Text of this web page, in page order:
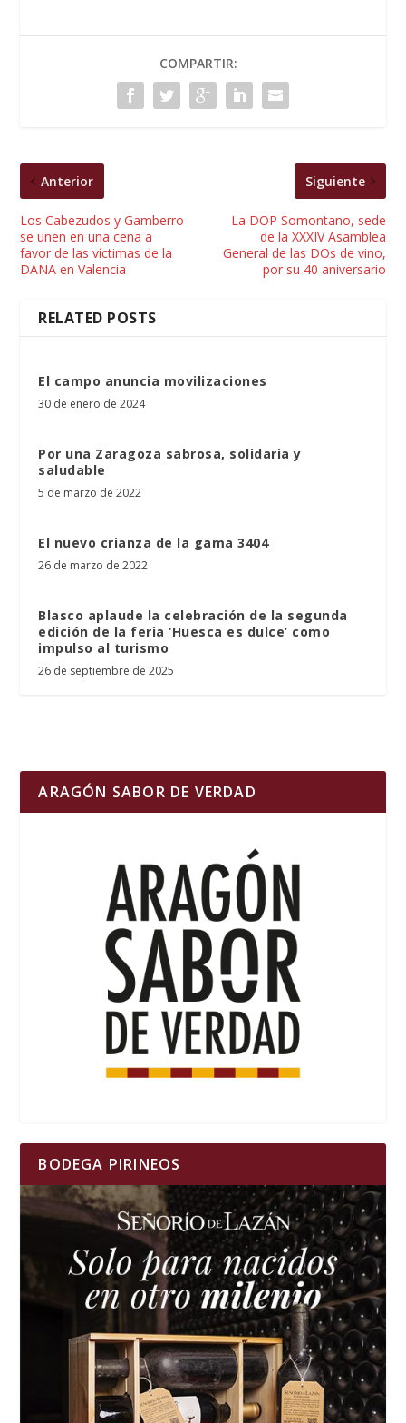
COMPARTIR:
Anterior
Los Cabezudos y Gamberro
se unen en una cena a
favor de las víctimas de la
DANA en Valencia
Siguiente
La DOP Somontano, sede
de la XXXIV Asamblea
General de las DOs de vino,
por su 40 aniversario
RELATED POSTS
El campo anuncia movilizaciones
30 de enero de 2024
Por una Zaragoza sabrosa, solidaria y
saludable
5 de marzo de 2022
El nuevo crianza de la gama 3404
26 de marzo de 2022
Blasco aplaude la celebración de la segunda
edición de la feria ‘Huesca es dulce’ como
impulso al turismo
26 de septiembre de 2025
ARAGÓN SABOR DE VERDAD
BODEGA PIRINEOS